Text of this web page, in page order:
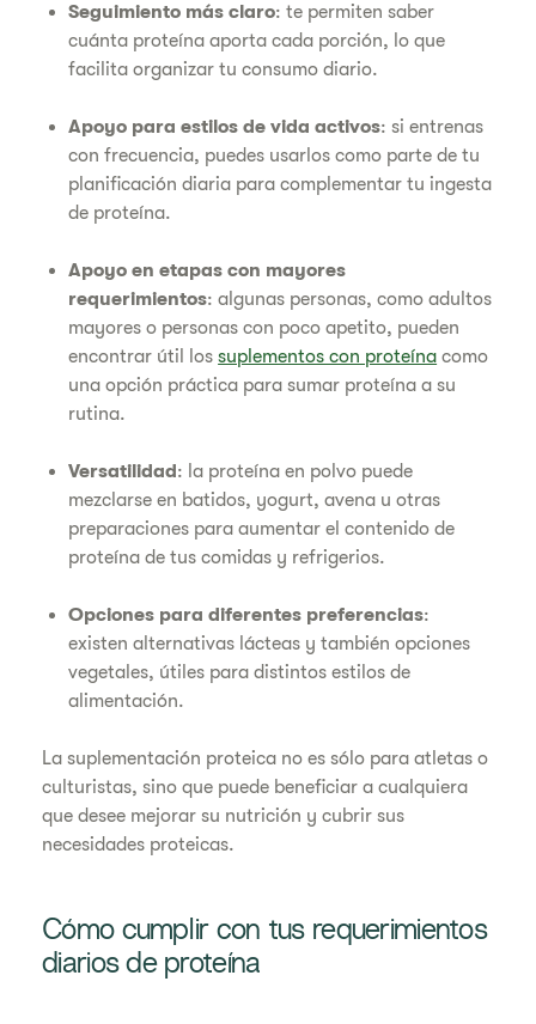
Seguimiento más claro: te permiten saber
cuánta proteína aporta cada porción, lo que
facilita organizar tu consumo diario.
Apoyo para estilos de vida activos: si entrenas
con frecuencia, puedes usarlos como parte de tu
planificación diaria para complementar tu ingesta
de proteína.
Apoyo en etapas con mayores
requerimientos: algunas personas, como adultos
mayores o personas con poco apetito, pueden
encontrar útil lossuplementos con proteína como
una opción práctica para sumar proteína a su
rutina.
Versatilidad: la proteína en polvo puede
mezclarse en batidos, yogurt, avena u otras
preparaciones para aumentar el contenido de
proteína de tus comidas y refrigerios.
Opciones para diferentes preferencias:
existen alternativas lácteas y también opciones
vegetales, útiles para distintos estilos de
alimentación.
La suplementación proteica no es sólo para atletas o
culturistas, sino que puede beneficiar a cualquiera
que desee mejorar su nutrición y cubrir sus
necesidades proteicas.
Cómo cumplir con tus requerimientos
diarios de proteína